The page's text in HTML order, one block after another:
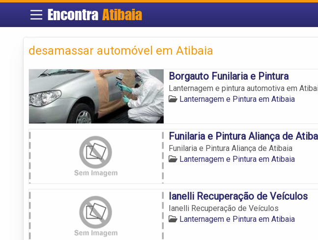
EncontraAtibaia
desamassar automóvel em Atibaia
Borgauto Funilaria e Pintura
Lanternagem e pintura automotiva em
Lanternagem e Pintura em Atibaia
Funilaria e Pintura Aliança de
Funilaria e Pintura Aliança de Atibaia
Lanternagem e Pintura em Atibaia
Ianelli Recuperação de Veículos
Ianelli Recuperação de Veículos
Lanternagem e Pintura em Atibaia